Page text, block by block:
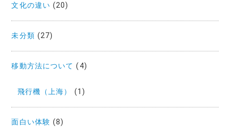
文化の違い (20)
未分類 (27)
移動方法について (4)
飛行機（上海） (1)
面白い体験 (8)